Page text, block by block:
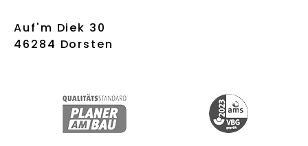
Auf'm Diek 30
46284 Dorsten